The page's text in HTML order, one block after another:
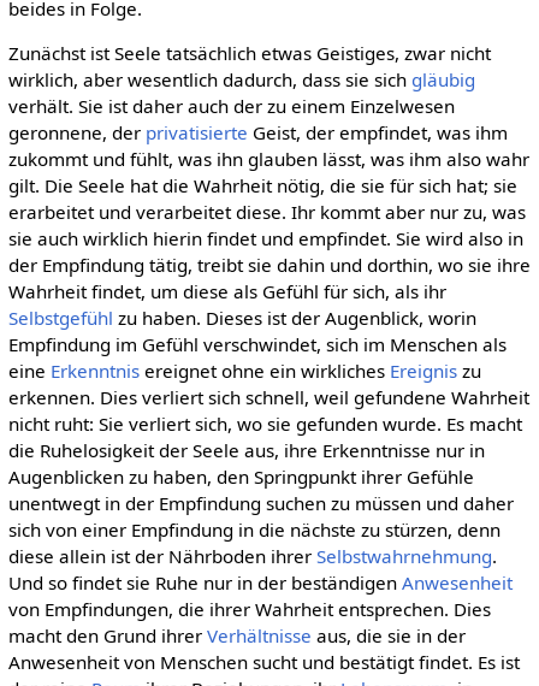
beides in Folge.
Zunächst ist Seele tatsächlich etwas Geistiges, zwar nicht
wirklich, aber wesentlich dadurch, dass sie sich gläubig
verhält. Sie ist daher auch der zu einem Einzelwesen
geronnene, der privatisierte Geist, der empfindet, was ihm
zukommt und fühlt, was ihn glauben lässt, was ihm also wahr
gilt. Die Seele hat die Wahrheit nötig, die sie für sich hat; sie
erarbeitet und verarbeitet diese. Ihr kommt aber nur zu, was
sie auch wirklich hierin findet und empfindet. Sie wird also in
der Empfindung tätig, treibt sie dahin und dorthin, wo sie ihre
Wahrheit findet, um diese als Gefühl für sich, als ihr
Selbstgefühl zu haben. Dieses ist der Augenblick, worin
Empfindung im Gefühl verschwindet, sich im Menschen als
eine Erkenntnisereignet ohne ein wirkliches Ereigniszu
erkennen. Dies verliert sich schnell, weil gefundene Wahrheit
nicht ruht: Sie verliert sich, wo sie gefunden wurde. Es macht
die Ruhelosigkeit der Seele aus, ihre Erkenntnisse nur in
Augenblicken zu haben, den Springpunkt ihrer Gefühle
unentwegt in der Empfindung suchen zu müssen und daher
sich von einer Empfindung in die nächste zu stürzen, denn
diese allein ist der Nährboden ihrer Selbstwahrnehmung.
Und so findet sie Ruhe nur in der beständigen Anwesenheit
von Empfindungen, die ihrer Wahrheit entsprechen. Dies
macht den Grund ihrer Verhältnisse aus, die sie in der
Anwesenheit von Menschen sucht und bestätigt findet. Es ist